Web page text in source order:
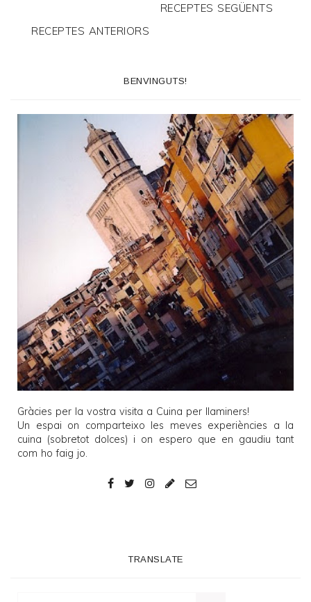
RECEPTES SEGÜENTS
RECEPTES ANTERIORS
BENVINGUTS!
Gràcies per la vostra visita a Cuina per llaminers!
Un espai on comparteixo les meves experiències a la
cuina (sobretot dolces) i on espero que en gaudiu tant
com ho faig jo.
TRANSLATE